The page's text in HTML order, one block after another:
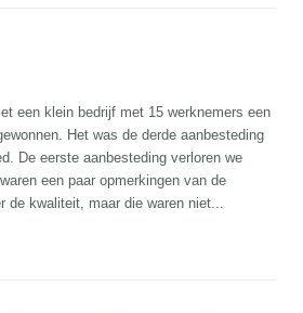
een klein bedrijf met 15 werknemers een
Het was de derde aanbesteding
De eerste aanbesteding verloren we
een paar opmerkingen van de
de kwaliteit, maar die waren niet...